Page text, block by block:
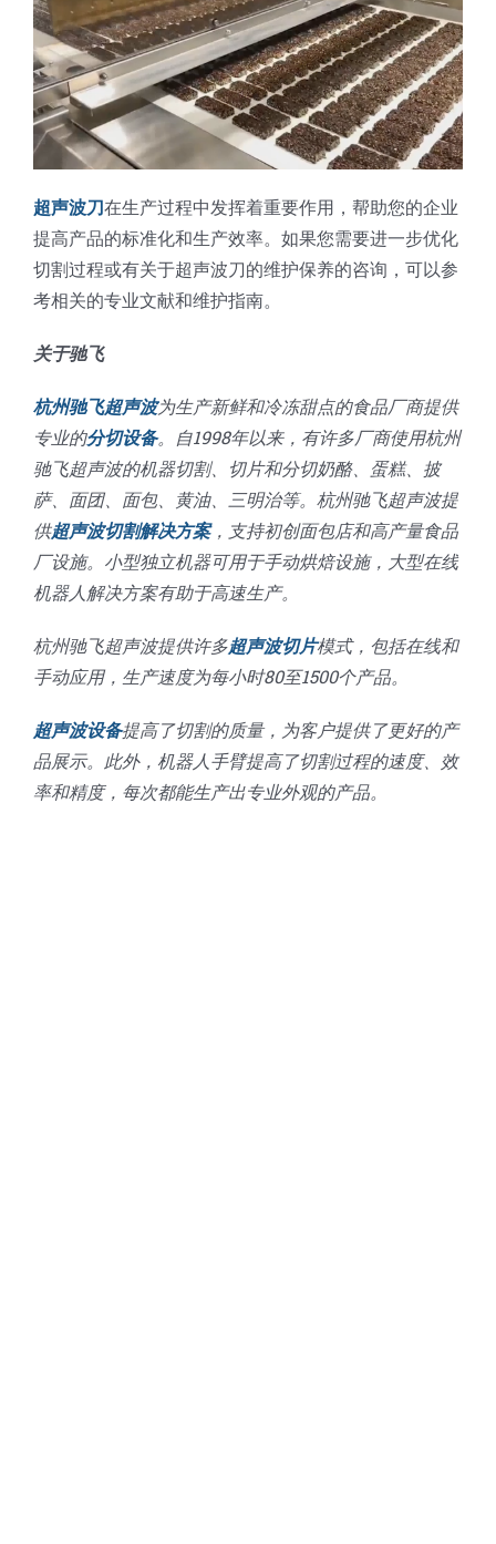
超声波刀在生产过程中发挥着重要作用，帮助您的企业
提高产品的标准化和生产效率。如果您需要进一步优化
切割过程或有关于超声波刀的维护保养的咨询，可以参
考相关的专业文献和维护指南。
关于驰飞
杭州驰飞超声波为生产新鲜和冷冻甜点的食品厂商提供
专业的分切设备。自1998年以来，有许多厂商使用杭州
驰飞超声波的机器切割、切片和分切奶酪、蛋糕、披
萨、面团、面包、黄油、三明治等。杭州驰飞超声波提
供超声波切割解决方案，支持初创面包店和高产量食品
厂设施。小型独立机器可用于手动烘焙设施，大型在线
机器人解决方案有助于高速生产。
杭州驰飞超声波提供许多超声波切片模式，包括在线和
手动应用，生产速度为每小时80至1500个产品。
超声波设备提高了切割的质量，为客户提供了更好的产
品展示。此外，机器人手臂提高了切割过程的速度、效
率和精度，每次都能生产出专业外观的产品。